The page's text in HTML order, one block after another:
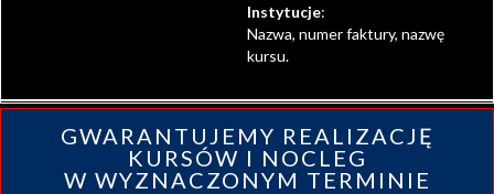
Instytucje:
Nazwa, numer faktury, nazwę
kursu.
GWARANTUJEMY REALIZACJĘ
KURSÓW I NOCLEG
W WYZNACZONYM TERMINIE